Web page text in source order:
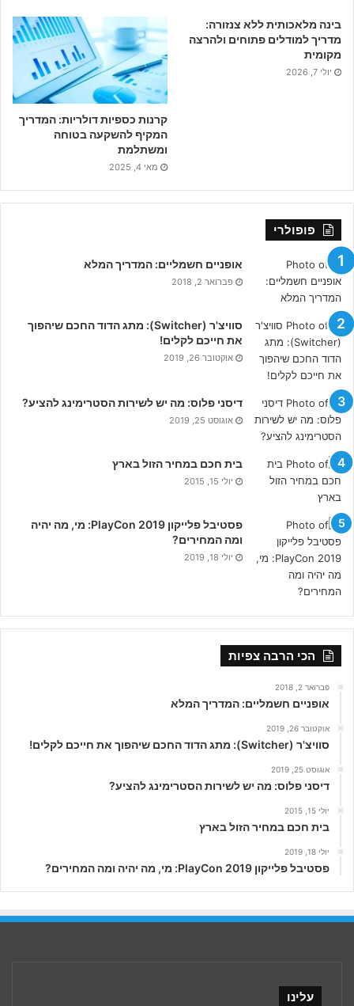
בינה מלאכותית ללא צנזורה:
מדריך למודלים פתוחים ולהרצה
מקומית
יולי 7, 2026
קרנות כספיות דולריות: המדריך
המקיף להשקעה בטוחה
ומשתלמת
מאי 4, 2025
פופולרי
אופניים חשמליים: המדריך המלא
פברואר 2, 2018
סוויצ'ר (Switcher): מתג הדוד החכם שיהפוך
את חייכם לקלים!
אוקטובר 26, 2019
דיסני פלוס: מה יש לשירות הסטרימינג להציע?
אוגוסט 25, 2019
בית חכם במחיר הזול בארץ
יולי 15, 2015
פסטיבל פלייקון PlayCon 2019: מי, מה יהיה
ומה המחירים?
יולי 18, 2019
הכי הרבה צפיות
פברואר 2, 2018
אופניים חשמליים: המדריך המלא
אוקטובר 26, 2019
סוויצ'ר (Switcher): מתג הדוד החכם שיהפוך את חייכם לקלים!
אוגוסט 25, 2019
דיסני פלוס: מה יש לשירות הסטרימינג להציע?
יולי 15, 2015
בית חכם במחיר הזול בארץ
יולי 18, 2019
פסטיבל פלייקון PlayCon 2019: מי, מה יהיה ומה המחירים?
עלינו